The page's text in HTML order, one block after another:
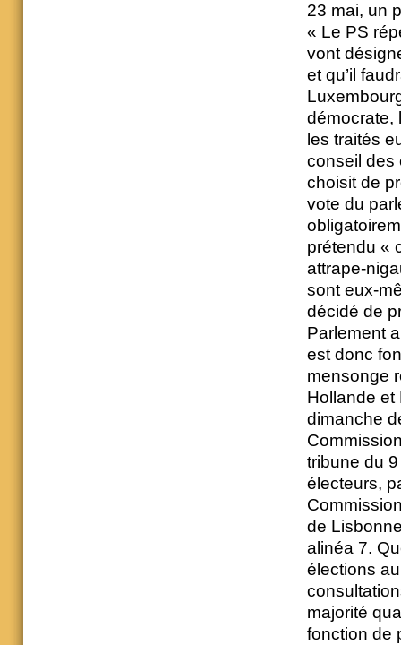
23 mai, un
« Le PS
vont
et qu’il
démocrate,
les traités
conseil des
choisit de
vote du
prétendu «
attrape-
sont eux-
décidé de
Parlement
est donc
mensonge
Hollande et
dimanche
tribune du
électeurs,
de
alinéa 7.
élections
majorité
fonction de